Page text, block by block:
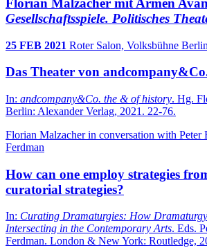
Florian Malzacher mit Armen
Gesell­schafts­spiele. Politisches
25 FEB 2021 Roter Salon, Volksbühne Berlin
Das Theater von
In: andcompany&Co. the & of history. Hg.
Berlin: Alexander Verlag, 2021. 22-76.
Florian Malzacher in conversation with Peter
Ferdman
How can one employ strategies
curatorial strategies?
In: Curating Dramaturgies: How
Intersecting in the Contemporary Arts. Eds.
Ferdman. London & New York: Routledge,